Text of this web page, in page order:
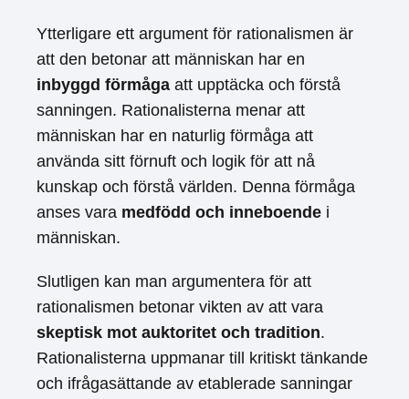
Ytterligare ett argument för rationalismen är
att den betonar att människan har en
inbyggd förmåga att upptäcka och förstå
sanningen. Rationalisterna menar att
människan har en naturlig förmåga att
använda sitt förnuft och logik för att nå
kunskap och förstå världen. Denna förmåga
anses vara medfödd och inneboende i
människan.
Slutligen kan man argumentera för att
rationalismen betonar vikten av att vara
skeptisk mot auktoritet och tradition.
Rationalisterna uppmanar till kritiskt tänkande
och ifrågasättande av etablerade sanningar